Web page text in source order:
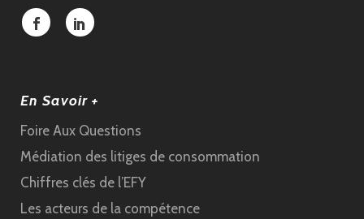
En Savoir +
Foire Aux Questions
Médiation des litiges de consommation
Chiffres clés de l’EFY
Les acteurs de la compétence